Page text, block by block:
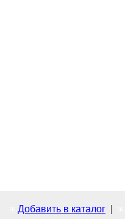
Добавить в каталог